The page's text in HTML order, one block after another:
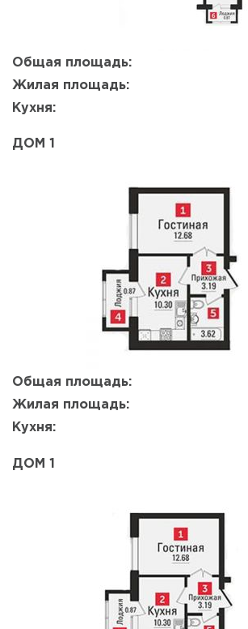
Общая площадь:
Жилая площадь:
Кухня:
ДОМ 1
Общая площадь:
Жилая площадь:
Кухня:
Да, удалить Отмена
ДОМ 1
Да, удалить Отмена